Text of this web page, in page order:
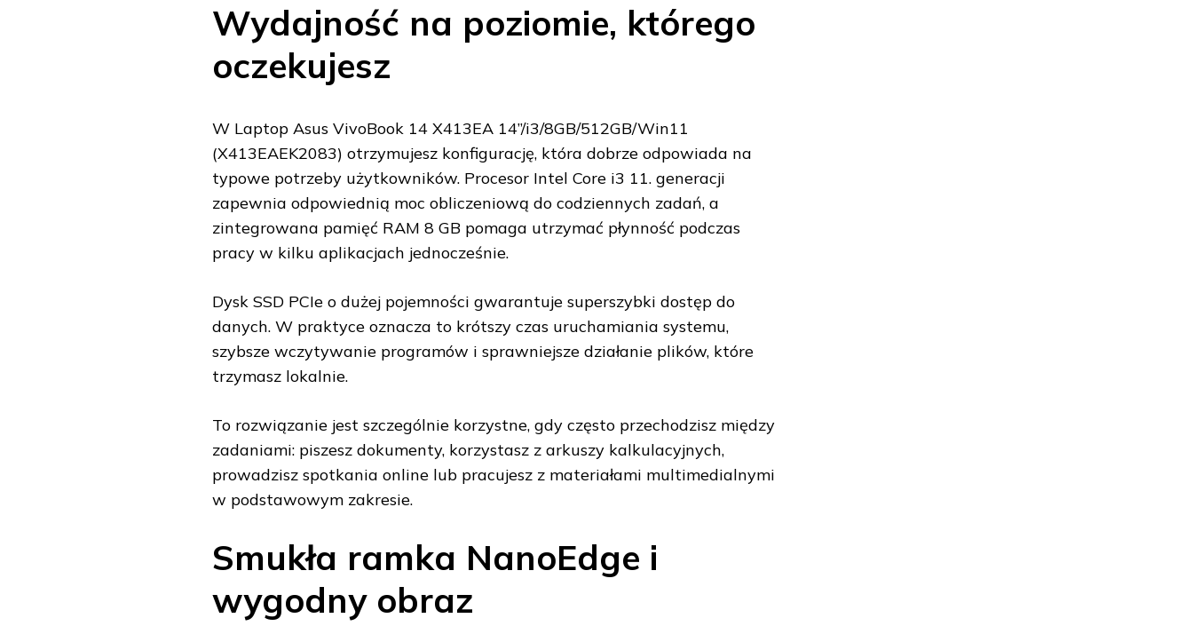
Wydajność na poziomie, którego
oczekujesz
W Laptop Asus VivoBook 14 X413EA 14”/i3/8GB/512GB/Win11
(X413EAEK2083) otrzymujesz konfigurację, która dobrze odpowiada na
typowe potrzeby użytkowników. Procesor Intel Core i3 11. generacji
zapewnia odpowiednią moc obliczeniową do codziennych zadań, a
zintegrowana pamięć RAM 8 GB pomaga utrzymać płynność podczas
pracy w kilku aplikacjach jednocześnie.
Dysk SSD PCIe o dużej pojemności gwarantuje superszybki dostęp do
danych. W praktyce oznacza to krótszy czas uruchamiania systemu,
szybsze wczytywanie programów i sprawniejsze działanie plików, które
trzymasz lokalnie.
To rozwiązanie jest szczególnie korzystne, gdy często przechodzisz między
zadaniami: piszesz dokumenty, korzystasz z arkuszy kalkulacyjnych,
prowadzisz spotkania online lub pracujesz z materiałami multimedialnymi
w podstawowym zakresie.
Smukła ramka NanoEdge i
wygodny obraz